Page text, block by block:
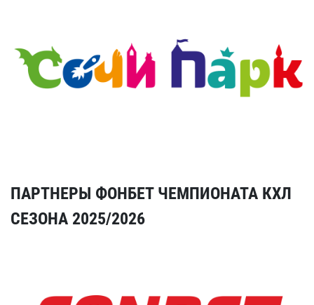
ПАРТНЕРЫ ФОНБЕТ ЧЕМПИОНАТА КХЛ
СЕЗОНА 2025/2026